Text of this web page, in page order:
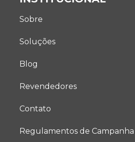
Sobre
Soluções
Blog
Revendedores
Contato
Regulamentos de Campanha